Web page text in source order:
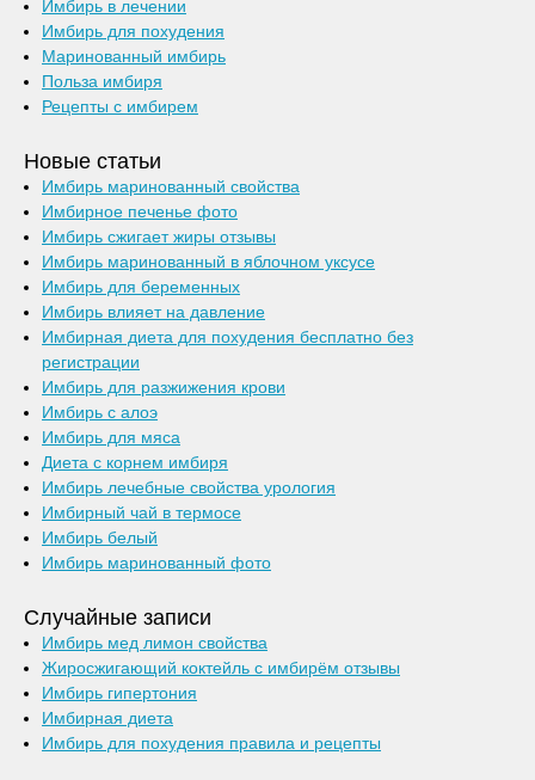
Имбирь в лечении
Имбирь для похудения
Маринованный имбирь
Польза имбиря
Рецепты с имбирем
Новые статьи
Имбирь маринованный свойства
Имбирное печенье фото
Имбирь сжигает жиры отзывы
Имбирь маринованный в яблочном уксусе
Имбирь для беременных
Имбирь влияет на давление
Имбирная диета для похудения бесплатно без
регистрации
Имбирь для разжижения крови
Имбирь с алоэ
Имбирь для мяса
Диета с корнем имбиря
Имбирь лечебные свойства урология
Имбирный чай в термосе
Имбирь белый
Имбирь маринованный фото
Случайные записи
Имбирь мед лимон свойства
Жиросжигающий коктейль с имбирём отзывы
Имбирь гипертония
Имбирная диета
Имбирь для похудения правила и рецепты